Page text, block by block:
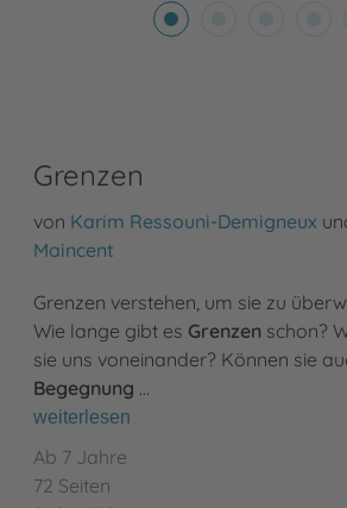
Grenzen
von Karim Ressouni-Demigneux
Maincent
Grenzen verstehen, um sie zu
Wie lange gibt es Grenzen schon?
sie uns voneinander? Können sie
Begegnung …
weiterlesen
Ab 7 Jahre
72 Seiten